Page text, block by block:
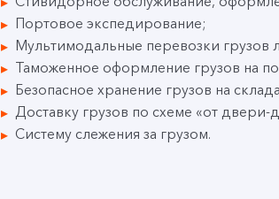
Портовое экспедирование;
Мультимодальные перевозки грузов
Таможенное оформление грузов на
Безопасное хранение грузов на
Доставку грузов по схеме «от двери-
Систему слежения за грузом.